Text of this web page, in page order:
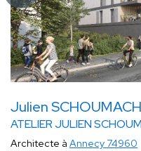
Julien
ATELIER JULIEN
Architecte à Annecy 74960